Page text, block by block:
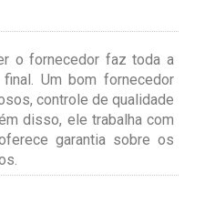
o fornecedor faz toda a
Um bom fornecedor
controle de qualidade
disso, ele trabalha com
garantia sobre os